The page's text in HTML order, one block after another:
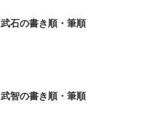
武石の書き順・筆順
武智の書き順・筆順